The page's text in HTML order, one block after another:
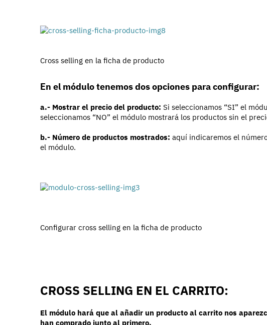
Cross selling en la ficha de producto
En el módulo tenemos dos opciones para configurar:
a.- Mostrar el precio del producto: Si seleccionamos “SI” el
seleccionamos “NO” el módulo mostrará los productos sin el
b.- Número de productos mostrados: aquí indicaremos el
el módulo.
Configurar cross selling en la ficha de producto
CROSS SELLING EN EL CARRITO:
El módulo hará que al añadir un producto al carrito nos
han comprado junto al primero.